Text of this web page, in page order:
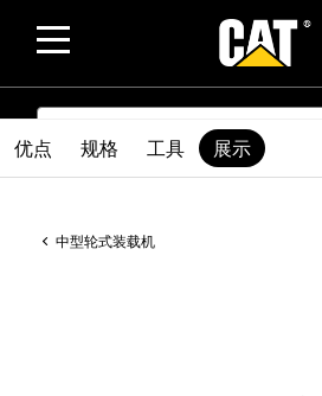
SEARCH
中型轮式装载机
优点 规格 工具 展示